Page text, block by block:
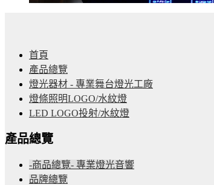
首頁
產品總覽
燈光器材 - 專業舞台燈光工廠
燈條照明LOGO/水紋燈
LED LOGO投射/水紋燈
產品總覽
-商品總覽- 專業燈光音響
品牌總覽